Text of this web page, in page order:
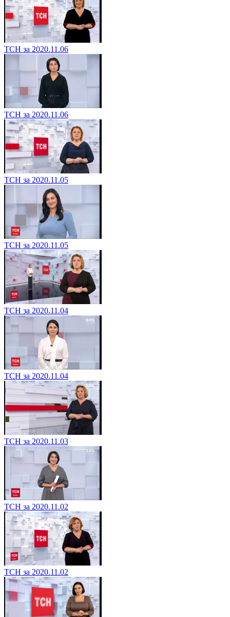
ТСН за 2020.11.06
ТСН за 2020.11.06
ТСН за 2020.11.05
ТСН за 2020.11.05
ТСН за 2020.11.04
ТСН за 2020.11.04
ТСН за 2020.11.03
ТСН за 2020.11.02
ТСН за 2020.11.02